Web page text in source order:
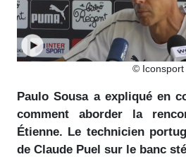
© Iconsport
Paulo Sousa a expliqué en
comment aborder la
Étienne. Le technicien
de Claude Puel sur le banc